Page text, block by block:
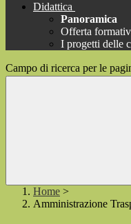
Didattica
Panoramica
Offerta
I progetti delle
Campo di ricerca per le
Home >
Amministrazione